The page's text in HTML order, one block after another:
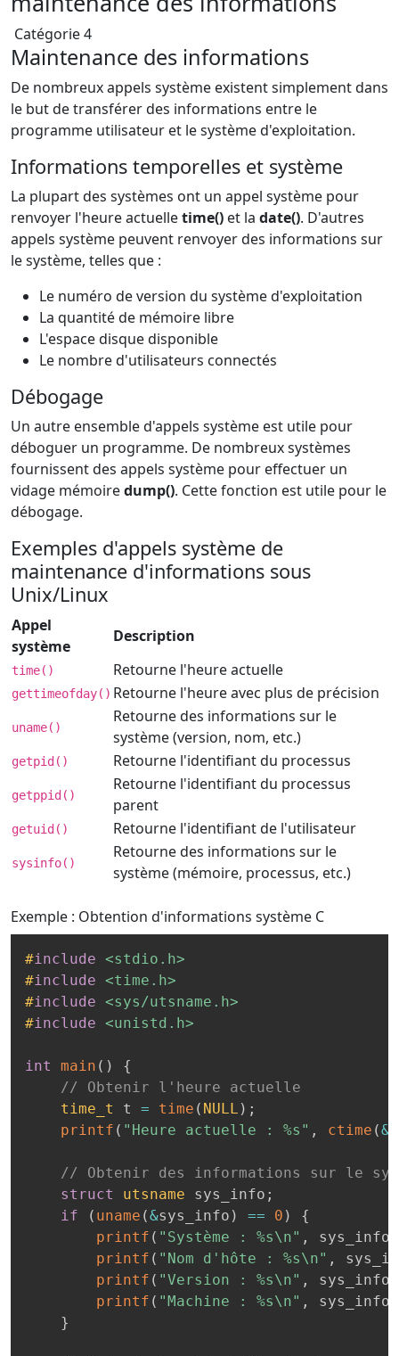
Catégorie 4
Maintenance des informations
De nombreux appels système existent simplement dans
le but de transférer des informations entre le
programme utilisateur et le système d'exploitation.
Informations temporelles et système
La plupart des systèmes ont un appel système pour
renvoyer l'heure actuelletime() et la date(). D'autres
appels système peuvent renvoyer des informations sur
le système, telles que :
Le numéro de version du système d'exploitation
La quantité de mémoire libre
L'espace disque disponible
Le nombre d'utilisateurs connectés
Débogage
Un autre ensemble d'appels système est utile pour
déboguer un programme. De nombreux systèmes
fournissent des appels système pour effectuer un
vidage mémoiredump(). Cette fonction est utile pour le
débogage.
Exemples d'appels système de
maintenance d'informations sous
Unix/Linux
Appel
système
Description
time() Retourne l'heure actuelle
gettimeofday() Retourne l'heure avec plus de précision
uname()
Retourne des informations sur le
système (version, nom, etc.)
getpid() Retourne l'identifiant du processus
getppid()
Retourne l'identifiant du processus
parent
getuid() Retourne l'identifiant de l'utilisateur
sysinfo()
Retourne des informations sur le
système (mémoire, processus, etc.)
Exemple : Obtention d'informations système C
#include <stdio.h>
#include <time.h>
#include <sys/utsname.h>
#include <unistd.h>
int main ( )
{
// Obtenir l'heure actuelle
time_t
t = time ( NULL ) ;
printf ( "Heure actuelle : %s" , ctime (&
// Obtenir des informations sur le
struct
utsname sys_info ;
if
( uname (&sys_info ) == 0 )
{
printf ( "Système : %s\n" , sys_info
printf ( "Nom d'hôte : %s\n" ,
printf ( "Version : %s\n" , sys_info
printf ( "Machine : %s\n" , sys_info
}